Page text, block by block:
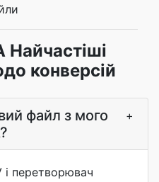
Найчастіші
конверсій
файл з мого
+
перетворювач